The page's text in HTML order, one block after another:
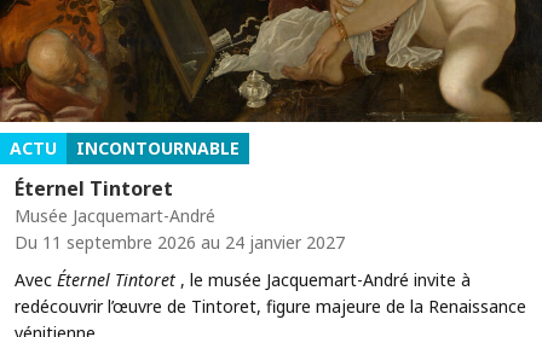
ACTU INCONTOURNABLE
Éternel Tintoret
Musée Jacquemart-André
Du 11 septembre 2026 au 24 janvier 2027
Avec Éternel Tintoret , le musée Jacquemart-André invite à
redécouvrir l’œuvre de Tintoret, figure majeure de la Renaissance
vénitienne.